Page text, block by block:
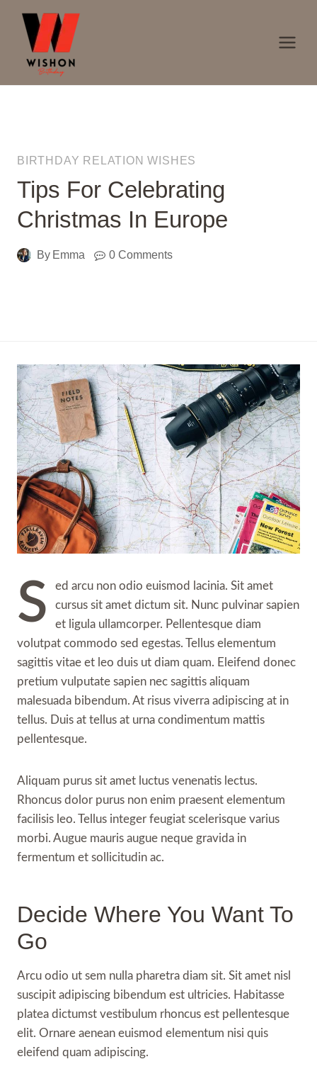
content
BIRTHDAY RELATION WISHES
Tips For Celebrating
Christmas In Europe
By Emma 0 Comments
S
ed arcu non odio euismod lacinia. Sit amet
cursus sit amet dictum sit. Nunc pulvinar sapien
et ligula ullamcorper. Pellentesque diam
volutpat commodo sed egestas. Tellus elementum
sagittis vitae et leo duis ut diam quam. Eleifend donec
pretium vulputate sapien nec sagittis aliquam
malesuada bibendum. At risus viverra adipiscing at in
tellus. Duis at tellus at urna condimentum mattis
pellentesque.
Aliquam purus sit amet luctus venenatis lectus.
Rhoncus dolor purus non enim praesent elementum
facilisis leo. Tellus integer feugiat scelerisque varius
morbi. Augue mauris augue neque gravida in
fermentum et sollicitudin ac.
Decide Where You Want To
Go
Arcu odio ut sem nulla pharetra diam sit. Sit amet nisl
suscipit adipiscing bibendum est ultricies. Habitasse
platea dictumst vestibulum rhoncus est pellentesque
elit. Ornare aenean euismod elementum nisi quis
eleifend quam adipiscing.